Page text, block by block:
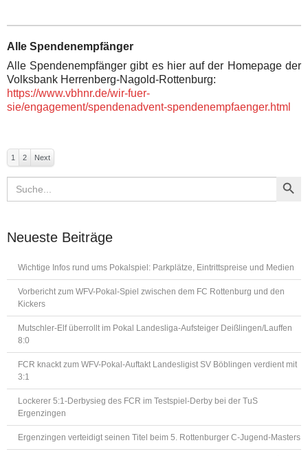
Alle Spendenempfänger
Alle Spendenempfänger gibt es hier auf der Homepage der
Volksbank Herrenberg-Nagold-Rottenburg:
https://www.vbhnr.de/wir-fuer-
sie/engagement/spendenadvent-spendenempfaenger.html
1 2 Next
Search
for:
Search Button
Neueste Beiträge
Wichtige Infos rund ums Pokalspiel: Parkplätze, Eintrittspreise und Medien
Vorbericht zum WFV-Pokal-Spiel zwischen dem FC Rottenburg und den
Kickers
Mutschler-Elf überrollt im Pokal Landesliga-Aufsteiger Deißlingen/Lauffen
8:0
FCR knackt zum WFV-Pokal-Auftakt Landesligist SV Böblingen verdient mit
3:1
Lockerer 5:1-Derbysieg des FCR im Testspiel-Derby bei der TuS
Ergenzingen
Ergenzingen verteidigt seinen Titel beim 5. Rottenburger C-Jugend-Masters